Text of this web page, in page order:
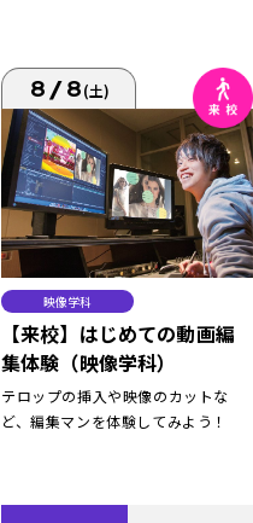
8/8(土)
映像学科
【来校】はじめての動画編
集体験（映像学科）
テロップの挿入や映像のカットな
ど、編集マンを体験してみよう！